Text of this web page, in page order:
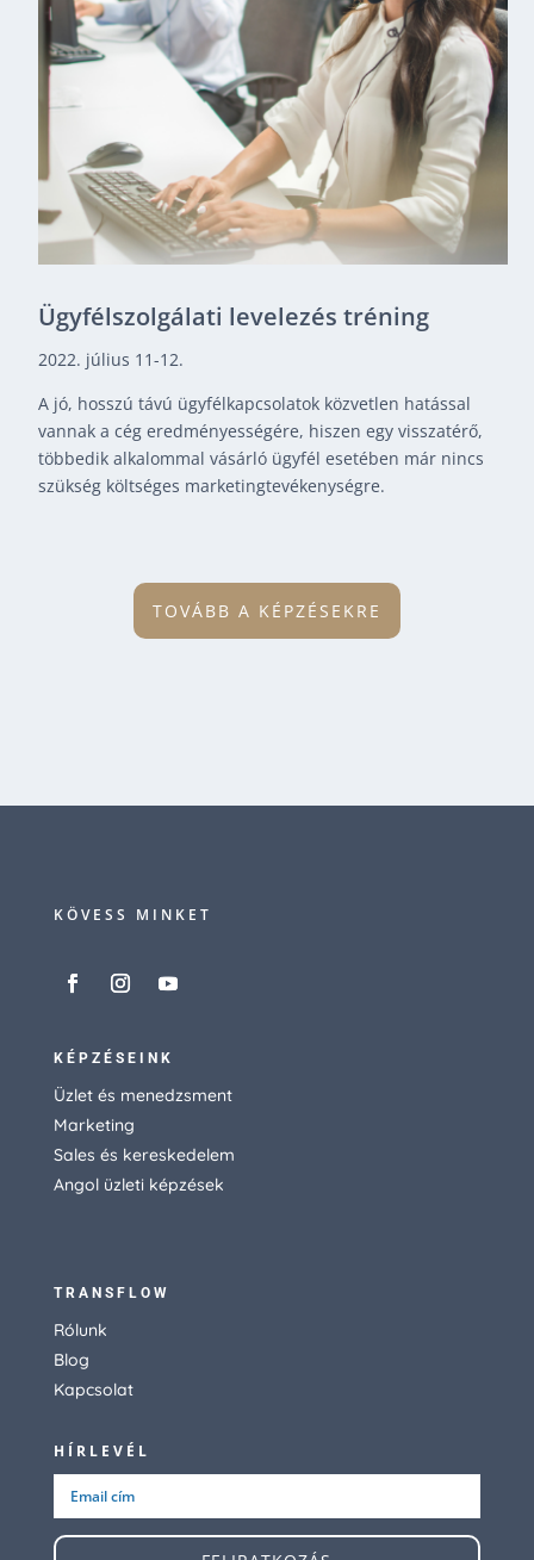
Ügyfélszolgálati levelezés tréning
2022. július 11-12.
A jó, hosszú távú ügyfélkapcsolatok közvetlen hatással
vannak a cég eredményességére, hiszen egy visszatérő,
többedik alkalommal vásárló ügyfél esetében már nincs
szükség költséges marketingtevékenységre.
TOVÁBB A KÉPZÉSEKRE
KÖVESS MINKET
KÉPZÉSEINK
Üzlet és menedzsment
Marketing
Sales és kereskedelem
Angol üzleti képzések
TRANSFLOW
Rólunk
Blog
Kapcsolat
HÍRLEVÉL